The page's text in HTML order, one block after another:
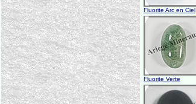
Fluorite Arc en Ciel
Fluorite Verte